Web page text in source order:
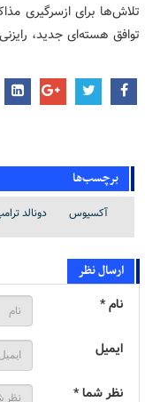
تلاش‌ها برای ازسرگیری
توافق هسته‌ای جدید،
برچسب‌ها
آکسیوس دونالد
ارسال نظر
نام *
ایمیل
نظر شما *